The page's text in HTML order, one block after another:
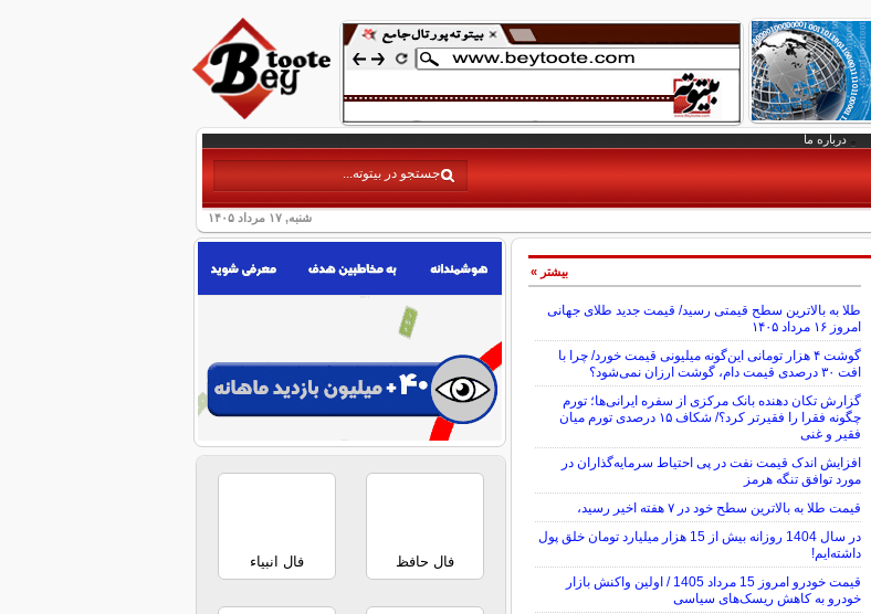
درباره ما
شنبه, ۱۷ مرداد ۱۴۰۵
طلا به بالاترین سطح قیمتی رسید/ قیمت جدید طلای جهانی
امروز ۱۶ مرداد ۱۴۰۵
گوشت ۴ هزار تومانی این‌گونه میلیونی قیمت خورد/ چرا با
افت ۳۰ درصدی قیمت دام، گوشت ارزان نمی‌شود؟
گزارش تکان‌ دهنده بانک مرکزی از سفره ایرانی‌ها؛ تورم
چگونه فقرا را فقیرتر کرد؟/ شکاف ۱۵ درصدی تورم میان
فقیر و غنی
افزایش اندک قیمت نفت در پی احتیاط سرمایه‌گذاران در
مورد توافق تنگه هرمز
قیمت طلا به بالاترین سطح خود در ۷ هفته اخیر رسید،
در سال 1404 روزانه بیش از 15 هزار میلیارد تومان خلق پول
داشته‌ایم!
قیمت خودرو امروز 15 مرداد 1405 / اولین واکنش بازار
خودرو به کاهش ریسک‌های سیاسی
بیشتر »
فال حافظ فال انبیاء